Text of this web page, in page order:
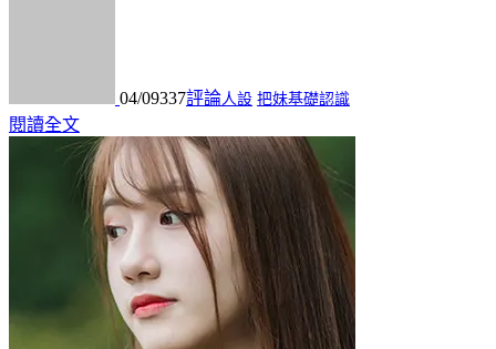
04/09337評論人設 把妹基礎認識
閱讀全文